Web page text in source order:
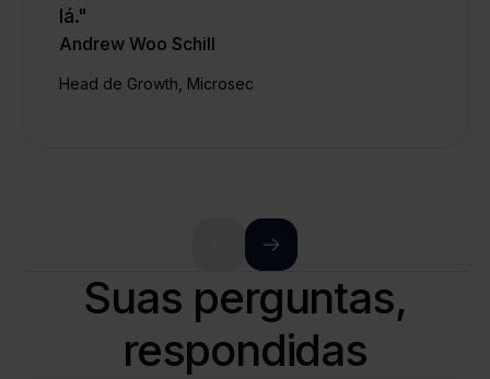
lá."
Andrew Woo Schill
Head de Growth, Microsec
Suas perguntas,
respondidas